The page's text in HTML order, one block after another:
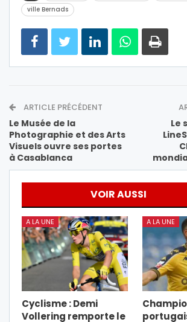
ville Bernads
ARTICLE PRÉCÉDENT
Le Musée de la
Photographie et des Arts
Visuels ouvre ses portes
à Casablanca
Le
VOIR AUSSI
A LA UNE
Cyclisme : Demi
Vollering remporte le
A LA UNE